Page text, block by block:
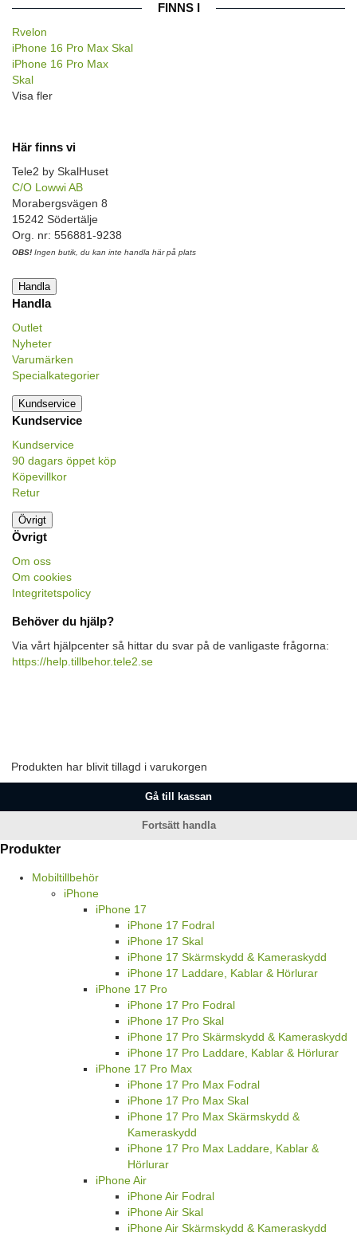
FINNS I
Rvelon
iPhone 16 Pro Max Skal
iPhone 16 Pro Max
Skal
Visa fler
Här finns vi
Tele2 by SkalHuset
C/O Lowwi AB
Morabergsvägen 8
15242 Södertälje
Org. nr: 556881-9238
OBS! Ingen butik, du kan inte handla här på plats
Handla
Handla
Outlet
Nyheter
Varumärken
Specialkategorier
Kundservice
Kundservice
Kundservice
90 dagars öppet köp
Köpevillkor
Retur
Övrigt
Övrigt
Om oss
Om cookies
Integritetspolicy
Behöver du hjälp?
Via vårt hjälpcenter så hittar du svar på de vanligaste frågorna:
https://help.tillbehor.tele2.se
Produkten har blivit tillagd i varukorgen
iPhone 17
iPhone 17 Fodral
iPhone 17 Skal
iPhone 17 Skärmskydd & Kameraskydd
iPhone 17 Laddare, Kablar & Hörlurar
iPhone 17 Pro
iPhone 17 Pro Fodral
iPhone 17 Pro Skal
iPhone 17 Pro Skärmskydd & Kameraskydd
iPhone 17 Pro Laddare, Kablar & Hörlurar
iPhone 17 Pro Max
iPhone 17 Pro Max Fodral
iPhone 17 Pro Max Skal
iPhone 17 Pro Max Skärmskydd &
Kameraskydd
iPhone 17 Pro Max Laddare, Kablar &
Hörlurar